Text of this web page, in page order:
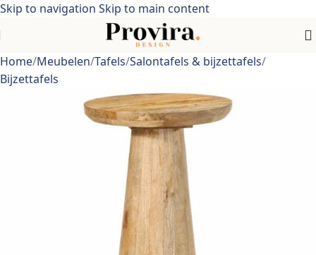
Skip to navigation Skip to main content
Home/Meubelen/Tafels/Salontafels & bijzettafels/
Bijzettafels